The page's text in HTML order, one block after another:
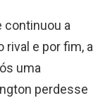
continuou a
e por fim, a
uma
perdesse